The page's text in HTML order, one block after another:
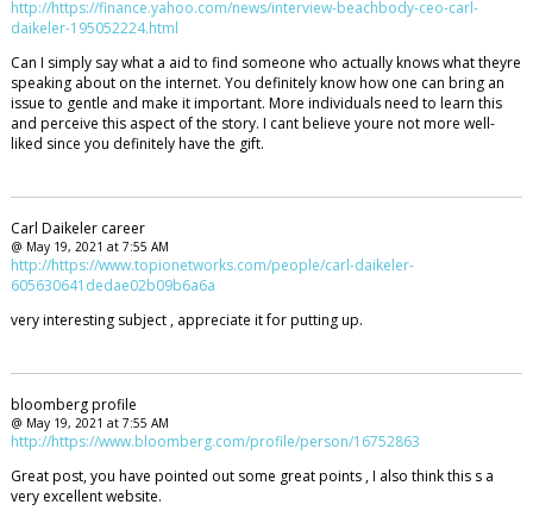
http://https://finance.yahoo.com/news/interview-beachbody-ceo-carl-
daikeler-195052224.html
Can I simply say what a aid to find someone who actually knows what theyre
speaking about on the internet. You definitely know how one can bring an
issue to gentle and make it important. More individuals need to learn this
and perceive this aspect of the story. I cant believe youre not more well-
liked since you definitely have the gift.
Carl Daikeler career
@ May 19, 2021 at 7:55 AM
http://https://www.topionetworks.com/people/carl-daikeler-
605630641dedae02b09b6a6a
very interesting subject , appreciate it for putting up.
bloomberg profile
@ May 19, 2021 at 7:55 AM
http://https://www.bloomberg.com/profile/person/16752863
Great post, you have pointed out some great points , I also think this s a
very excellent website.